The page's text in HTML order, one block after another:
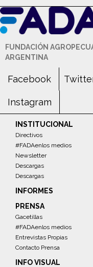
FUNDACIÓN
ARGENTINA
Facebook
Instagram
INSTITUCIONAL
Directivos
#FADAenlos medios
Newsletter
Descargas
Descargas
INFORMES
PRENSA
Gacetillas
#FADAenlos medios
Entrevistas Propias
Contacto Prensa
INFO VISUAL